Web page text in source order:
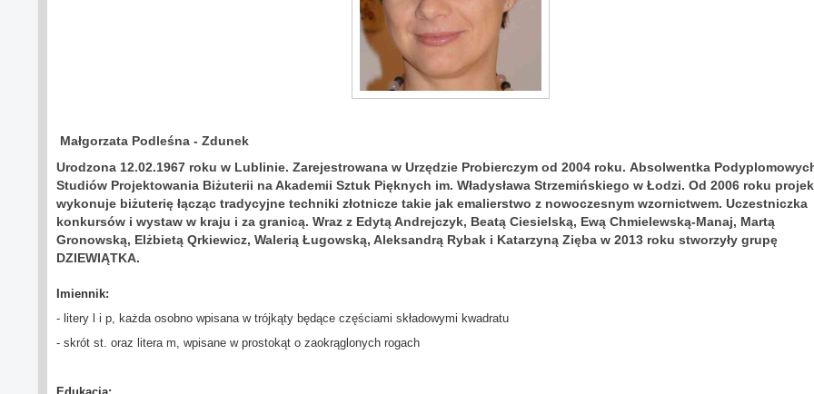
Małgorzata Podleśna - Zdunek
Urodzona 12.02.1967 roku w Lublinie. Zarejestrowana w Urzędzie Probierczym od 2004 roku. Absolwentka
Studiów Projektowania Biżuterii na Akademii Sztuk Pięknych im. Władysława Strzemińskiego w Łodzi. Od 2006 roku
wykonuje biżuterię łącząc tradycyjne techniki złotnicze takie jak emalierstwo z nowoczesnym wzornictwem. Uczestniczka
konkursów i wystaw w kraju i za granicą. Wraz z Edytą Andrejczyk, Beatą Ciesielską, Ewą Chmielewską-Manaj, Martą
Gronowską, Elżbietą Qrkiewicz, Walerią Ługowską, Aleksandrą Rybak i Katarzyną Zięba w 2013 roku stworzyły grupę
DZIEWIĄTKA.
Imiennik:
- litery l i p, każda osobno wpisana w trójkąty będące częściami składowymi kwadratu
- skrót st. oraz litera m, wpisane w prostokąt o zaokrąglonych rogach